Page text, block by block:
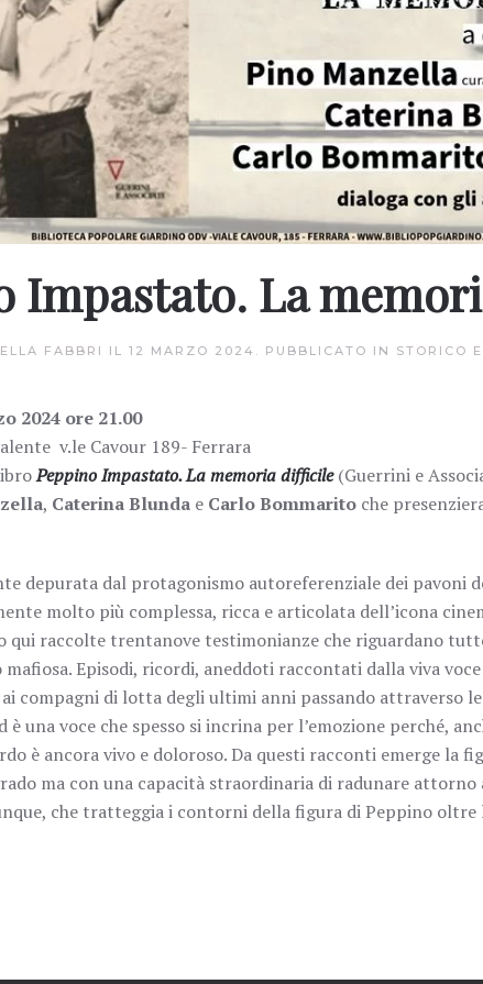
Impastato. La
FABBRI IL 12 MARZO 2024 . PUBBLICATO IN STORICO
2024 ore 21.00
v.le Cavour 189- Ferrara
Peppino Impastato. La memoria difficile(Guerrini e
, Caterina Blunda e Carlo Bommarito che
depurata dal protagonismo autoreferenziale dei pavoni
molto più complessa, ricca e articolata dell’icona
qui raccolte trentanove testimonianze che riguardano
Episodi, ricordi, aneddoti raccontati dalla viva
compagni di lotta degli ultimi anni passando attraverso
è una voce che spesso si incrina per l’emozione perché,
è ancora vivo e doloroso. Da questi racconti emerge la
ma con una capacità straordinaria di radunare attorno
che tratteggia i contorni della figura di Peppino oltre